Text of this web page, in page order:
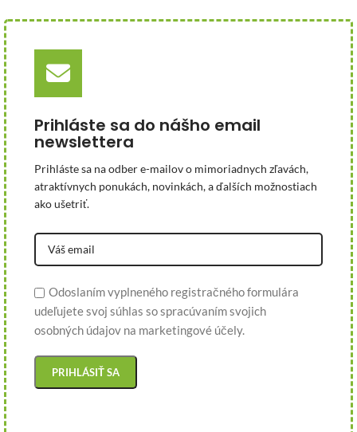
Prihláste sa do nášho email
newslettera
Prihláste sa na odber e-mailov o mimoriadnych zľavách,
atraktívnych ponukách, novinkách, a ďalších možnostiach
ako ušetriť.
Odoslaním vyplneného registračného formulára
udeľujete svoj súhlas so spracúvaním svojich
osobných údajov na marketingové účely.